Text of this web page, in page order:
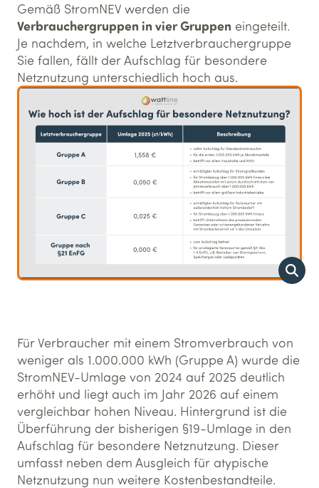
Gemäß StromNEV werden die
Verbrauchergruppen in vier Gruppen eingeteilt.
Je nachdem, in welche Letztverbrauchergruppe
Sie fallen, fällt der Aufschlag für besondere
Netznutzung unterschiedlich hoch aus.
Für Verbraucher mit einem Stromverbrauch von
weniger als 1.000.000 kWh (Gruppe A) wurde die
StromNEV-Umlage von 2024 auf 2025 deutlich
erhöht und liegt auch im Jahr 2026 auf einem
vergleichbar hohen Niveau. Hintergrund ist die
Überführung der bisherigen §19-Umlage in den
Aufschlag für besondere Netznutzung. Dieser
umfasst neben dem Ausgleich für atypische
Netznutzung nun weitere Kostenbestandteile.